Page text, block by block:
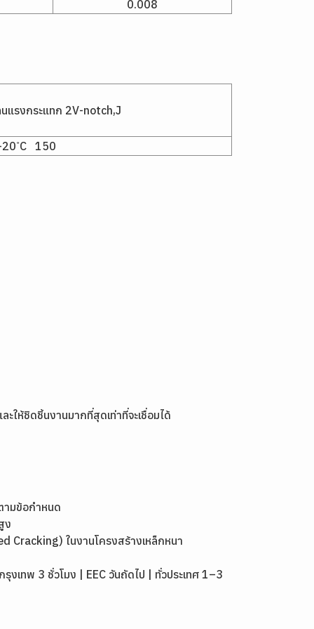
0.008
แรงกระแทก 2V-notch,J
C 150
ะให้ชิดชิ้นงานมากที่สุดเท่าที่จะเชื่อมได้
มข้อกำหนด
ง
Cracking) ในงานโครงสร้างเหล็กหนา
งเทพ 3 ชั่วโมง | EEC วันถัดไป | ทั่วประเทศ 1–3